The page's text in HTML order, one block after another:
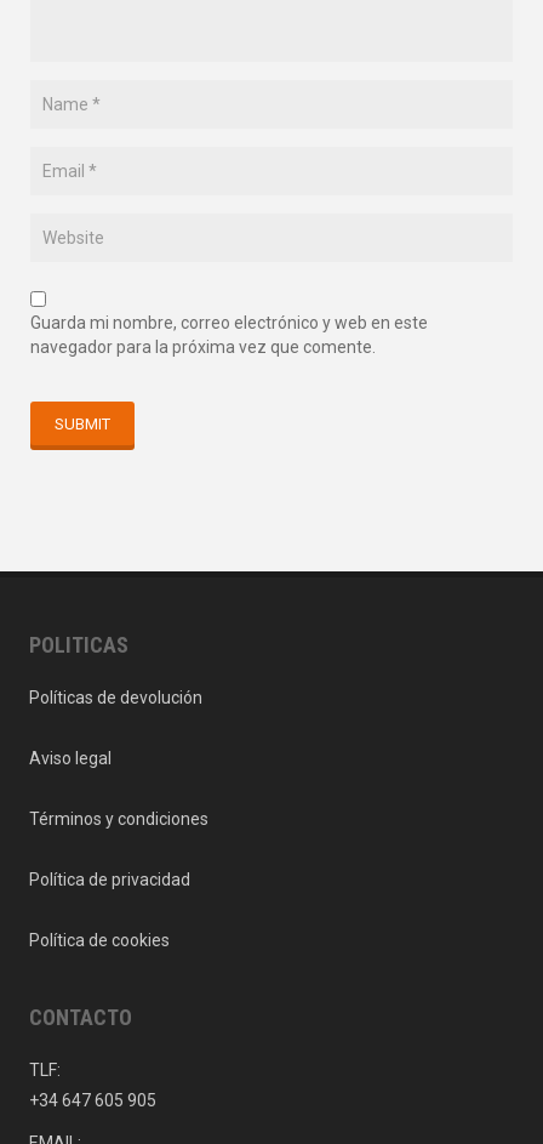
Guarda mi nombre, correo electrónico y web en este
navegador para la próxima vez que comente.
POLITICAS
Políticas de devolución
Aviso legal
Términos y condiciones
Política de privacidad
Política de cookies
CONTACTO
TLF:
+34 647 605 905